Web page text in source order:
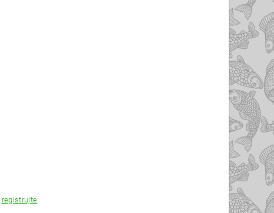
registrujte.